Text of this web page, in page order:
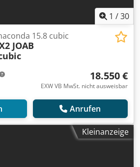
1 /30
15.8 cubic
JOAB
18.550 €
EXW VB MwSt. nicht ausweisbar
Anrufen
Kleinanzeige